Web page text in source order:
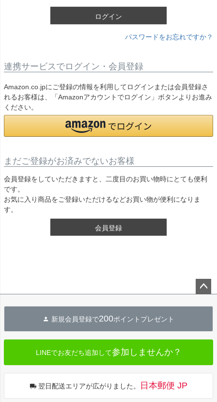
ログイン
パスワードをお忘れですか？
連携サービスでログイン・会員登録
Amazon.co.jpにご登録の情報を利用してログインまたは会員登録さ
れるお客様は、「Amazonアカウントでログイン」ボタンよりお進み
ください。
まだご登録がお済みでないお客様
会員登録をしていただきますと、二度目のお買い物時にとても便利
です。
お気に入り商品をご登録いただけるなどお買い物が便利になりま
す。
会員登録
へ
新規会員登録で200ポイントプレゼント
LINEでお友だち追加して参加しませんか？
翌日配送エリアが広がりました。 日本郵便 JP